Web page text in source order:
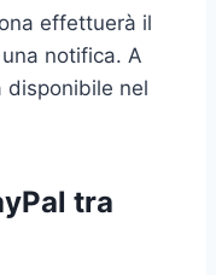
effettuerà il
notifica. A
disponibile nel
tra